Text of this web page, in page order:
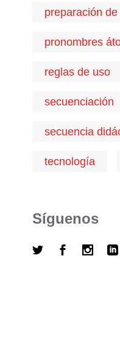
preparación
pronombres
reglas de uso
secuenciación
secuencia
tecnología
Síguenos